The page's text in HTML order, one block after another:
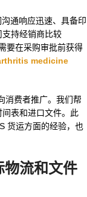
通响应迅速、具备印
持经销商比较
要在采购审批前获得
medicine
消费者推广。我们帮
表和进口文件。此
货运方面的经验，也
物流和文件